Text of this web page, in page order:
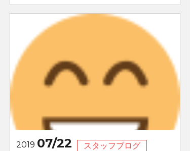
2019 07/22
スタッフブログ